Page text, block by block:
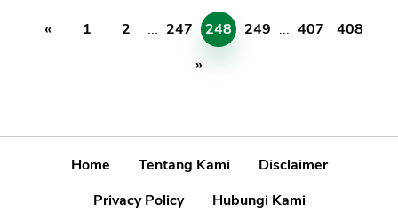
« 1 2 ... 247 248 249 ... 407
408
»
Home Tentang Kami
Disclaimer
Privacy Policy
Hubungi Kami